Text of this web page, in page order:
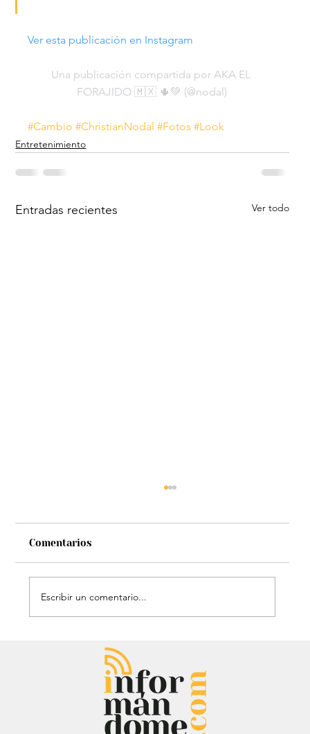
Ver esta publicación en Instagram
Una publicación compartida por AKA EL
FORAJIDO 🇲🇽 🌵💚 (@nodal)
#Cambio #ChristianNodal #Fotos #Look
Entretenimiento
Entradas recientes Ver todo
Chayanne se animó a trend viral y
dejó mensaje: “Antes de ser tu
Comentarios
Escribir un comentario...